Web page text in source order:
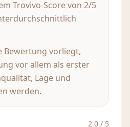
Trovivo-Score von 2/5
Bewertung vorliegt,
vor allem als erster
Lage und
werden.
2.0 / 5